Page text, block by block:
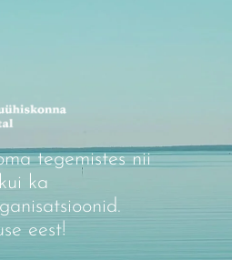
tegemistes nii
ka
eest!